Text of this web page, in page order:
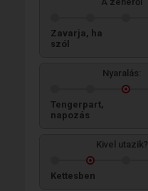
Zavarja, ha
szól
Nyaralás:
Tengerpart,
napozás
Kivel utazik?
Kettesben